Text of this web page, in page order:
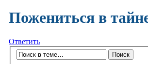
Пожениться в
Ответить